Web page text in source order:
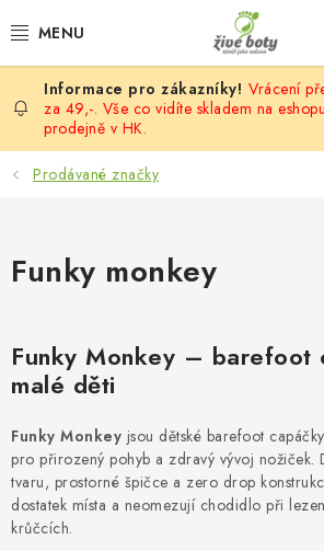
na
DĚTSKÉ
DÁMSKÉ
DOPLŇKY
PONOŽKOBOTY
PROVAZOVÉ SANDÁLY
NAPIŠTE NÁM
Vrácení
za 49,-. Vše co vidíte skladem na
prodejně v HK.
Prodávané značky
Funky monkey
Funky Monkey – barefoot
malé děti
Funky Monkey jsou dětské barefoot
pro přirozený pohyb a zdravý vývoj nožiček.
tvaru, prostorné špičce a zero drop
dostatek místa a neomezují chodidlo při
krůčcích.